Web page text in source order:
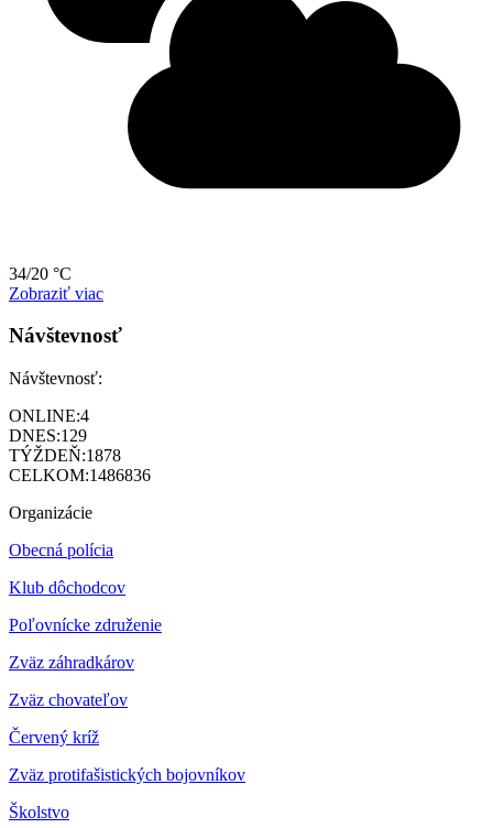
34/20 °C
Zobraziť viac
Návštevnosť
Návštevnosť:
ONLINE:4
DNES:129
TÝŽDEŇ:1878
CELKOM:1486836
Organizácie
Obecná polícia
Klub dôchodcov
Poľovnícke združenie
Zväz záhradkárov
Zväz chovateľov
Červený kríž
Zväz protifašistických bojovníkov
Školstvo